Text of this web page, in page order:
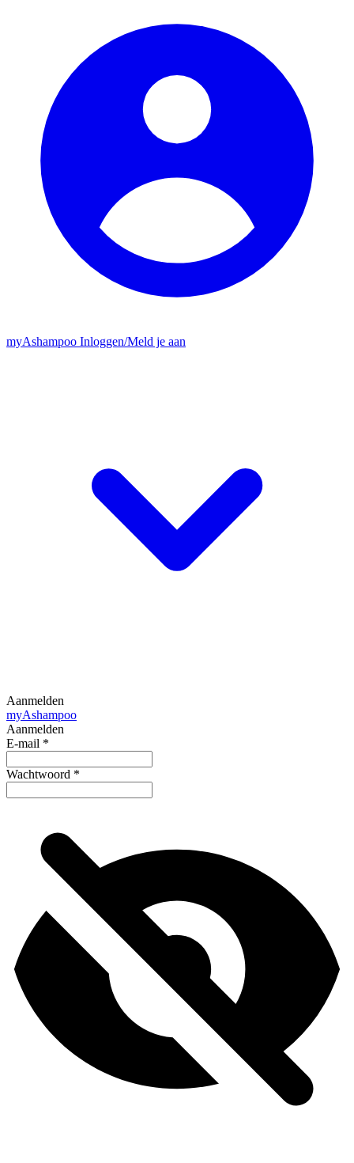
myAshampoo Inloggen/Meld je aan
Aanmelden
myAshampoo
Aanmelden
E-mail *
Wachtwoord *